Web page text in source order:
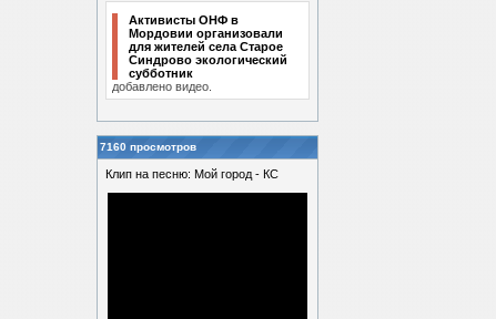
Активисты ОНФ в
Мордовии организовали
для жителей села Старое
Синдрово экологический
субботник
добавлено видео.
7160 просмотров
Клип на песню: Мой город - КС